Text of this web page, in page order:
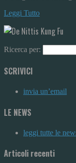
Leggi Tutto
Ricerca per:
SCRIVICI
invia un’email
LE NEWS
leggi tutte le
Articoli recenti